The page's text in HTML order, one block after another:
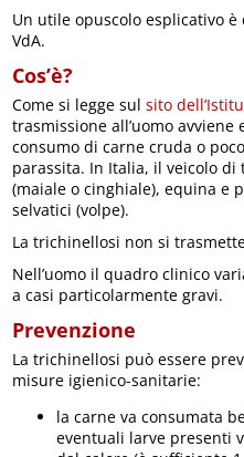
Un utile opuscolo esplicativo
VdA.
Cos’è?
Come si legge sulsito
trasmissione all’uomo
consumo di carne cruda o
parassita. In Italia, il veicolo
(maiale o cinghiale), equina e
selvatici (volpe).
La trichinellosi non si
Nell’uomo il quadro clinico
a casi particolarmente gravi.
Prevenzione
La trichinellosi può essere
misure igienico-sanitarie:
la carne va consumata
eventuali larve presenti